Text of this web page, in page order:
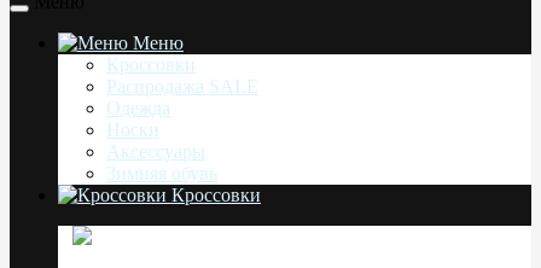
Меню
Кроссовки
Распродажа SALE
Одежда
Носки
Аксессуары
Зимняя обувь
Кроссовки